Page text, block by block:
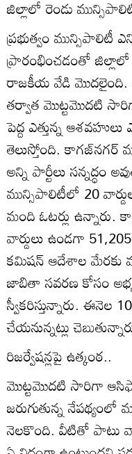
జిల్లాలో రెండు
ప్రభుత్వం మున్సిపాలిటీ
ప్రారంభించడంతో
రాజకీయ వేడి మొదలైంది.
తర్వాత మొట్టమొదటి సారిగా
పెద్ద ఎత్తున్న
తెలుస్తోంది. కాగజ్‌నగర్‌
అన్ని పార్టీలు సన్నద్ధం
మున్సిపాలిటీలో 20
మంది ఓటర్లు
వార్డులు ఉండగా
కమిషన్‌ ఆదేశాల మేరకు
జాబితా సవరణ కోసం
స్వీకరిస్తున్నారు. ఈనెల
చేయనున్నట్లు
రిజర్వేషన్లపై ఉత్కంఠ..
మొట్టమొదటి సారిగా
జరుగుతున్న నేపథ్యంలో
నెలకొంది. వీటితో పాటు